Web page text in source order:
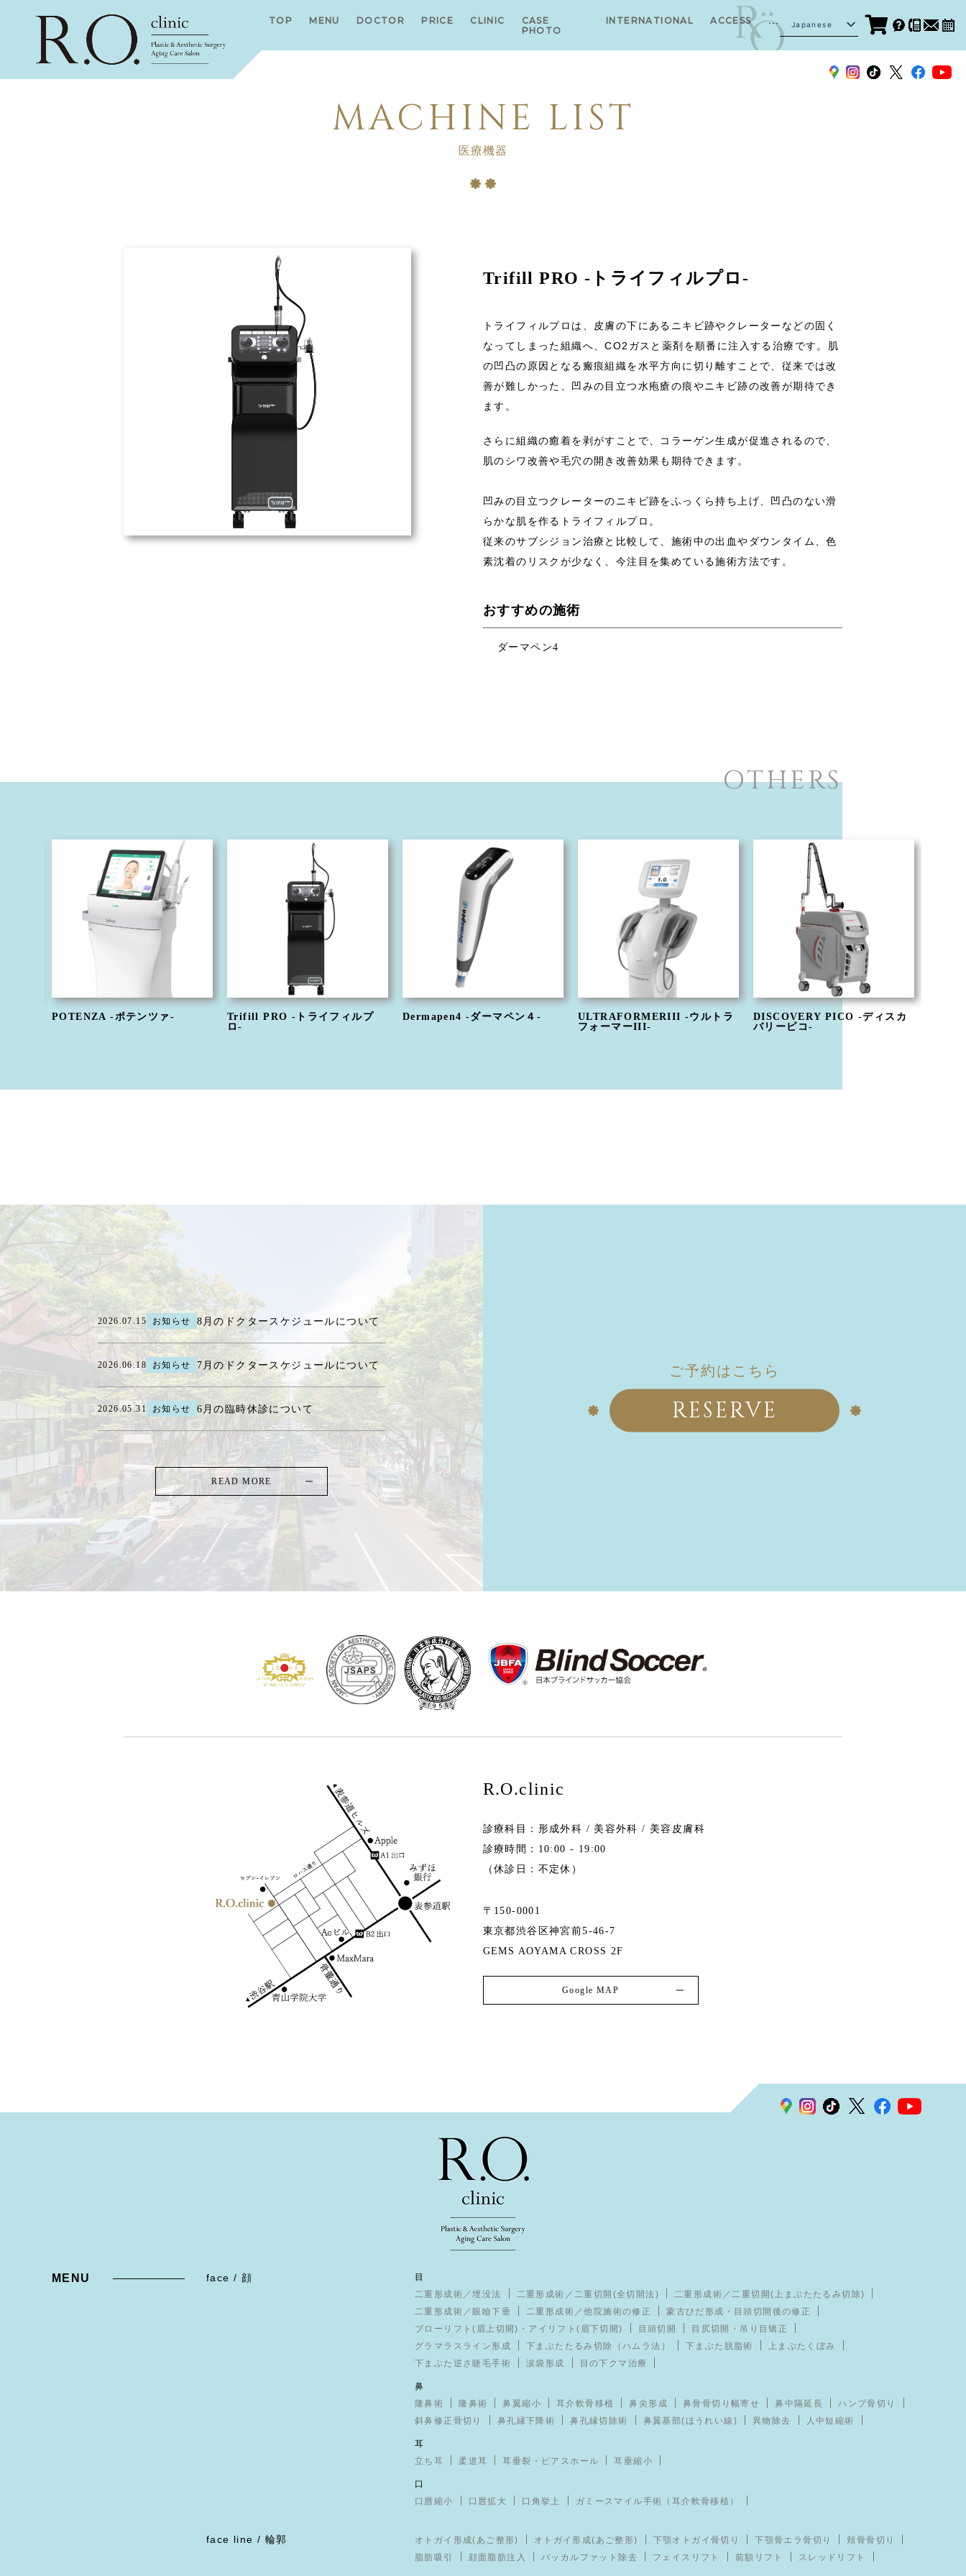
TOP MENU DOCTOR PRICE CLINIC
CASE
PHOTO
INTERNATIONAL ACCESS ... Japanese
-
MACHINE LIST
MACHINE LIST
医療機器
Trifill PRO -トライフィルプロ-
トライフィルプロは、皮膚の下にあるニキビ跡やクレーターなどの固く
なってしまった組織へ、CO2ガスと薬剤を順番に注入する治療です。肌
の凹凸の原因となる瘢痕組織を水平方向に切り離すことで、従来では改
善が難しかった、凹みの目立つ水疱瘡の痕やニキビ跡の改善が期待でき
ます。
さらに組織の癒着を剥がすことで、コラーゲン生成が促進されるので、
肌のシワ改善や毛穴の開き改善効果も期待できます。
凹みの目立つクレーターのニキビ跡をふっくら持ち上げ、凹凸のない滑
らかな肌を作るトライフィルプロ。
従来のサブシジョン治療と比較して、施術中の出血やダウンタイム、色
素沈着のリスクが少なく、今注目を集めている施術方法です。
おすすめの施術
ダーマペン4
OTHERS
POTENZA -ポテンツァ-
Trifill PRO -トライフィルプ
ロ-
Dermapen4 -ダーマペン４-
ULTRAFORMERIII -ウルトラ
フォーマーIII-
DISCOVERY PICO -ディスカ
バリーピコ-
2026.07.15 お知らせ 8月のドクタースケジュールについて
2026.06.18 お知らせ 7月のドクタースケジュールについて
2026.05.31 お知らせ 6月の臨時休診について
READ MORE
ご予約はこちら
RESERVE
R.O.clinic
診療科目：形成外科 / 美容外科 / 美容皮膚科
診療時間：10:00 - 19:00
（休診日：不定休）
〒150-0001
東京都渋谷区神宮前5-46-7
GEMS AOYAMA CROSS 2F
Google MAP
MENU face / 顔
目
二重形成術／埋没法
二重形成術／二重切開(全切開法)
二重形成術／二重切開(上まぶたたるみ切除)
二重形成術／眼瞼下垂
二重形成術／他院施術の修正
蒙古ひだ形成・目頭切開後の修正
ブローリフト(眉上切開)・アイリフト(眉下切開)
目頭切開
目尻切開・吊り目矯正
グラマラスライン形成
下まぶたたるみ切除（ハムラ法） 下まぶた脱脂術
上まぶたくぼみ
下まぶた逆さ睫毛手術
涙袋形成 目の下クマ治療
鼻
隆鼻術
隆鼻術 鼻翼縮小 耳介軟骨移植 鼻尖形成 鼻骨骨切り幅寄せ 鼻中隔延長
ハンプ骨切り
斜鼻修正骨切り
鼻孔縁下降術 鼻孔縁切除術 鼻翼基部(ほうれい線) 異物除去 人中短縮術
耳
立ち耳
柔道耳 耳垂裂・ピアスホール 耳垂縮小
口
口唇縮小
口唇拡大 口角挙上 ガミースマイル手術（耳介軟骨移植）
face line / 輪郭 オトガイ形成(あご整形) オトガイ形成(あご整形) 下顎オトガイ骨切り 下顎骨エラ骨切り
頬骨骨切り
脂肪吸引
顔面脂肪注入 バッカルファット除去 フェイスリフト 前額リフト スレッドリフト